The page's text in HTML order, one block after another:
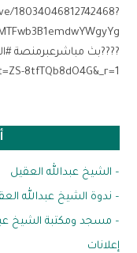
18034046812742468?
????بث مباشرعبرمنصة
8tfTQb8dO4G&_r=1
– الشيخ عبدالله العقيل
– ندوة الشيخ عبدالله
– مسجد ومكتبة الشيخ
إعلانات